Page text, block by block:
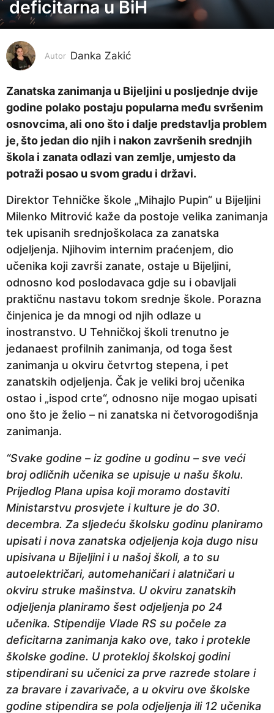
g
o
i
n
a
p
r
i
j
e
g
o
d
i
n
a
p
r
i
j
e
deficitarna u BiH
Autor Danka Zakić
Zanatska zanimanja u Bijeljini u posljednje dvije
godine polako postaju popularna među svršenim
osnovcima, ali ono što i dalje predstavlja problem
je, što jedan dio njih i nakon završenih srednjih
škola i zanata odlazi van zemlje, umjesto da
potraži posao u svom gradu i državi.
Direktor Tehničke škole „Mihajlo Pupin“ u Bijeljini
Milenko Mitrović kaže da postoje velika zanimanja
tek upisanih srednjoškolaca za zanatska
odjeljenja. Njihovim internim praćenjem, dio
učenika koji završi zanate, ostaje u Bijeljini,
odnosno kod poslodavaca gdje su i obavljali
praktičnu nastavu tokom srednje škole. Porazna
činjenica je da mnogi od njih odlaze u
inostranstvo. U Tehničkoj školi trenutno je
jedanaest profilnih zanimanja, od toga šest
zanimanja u okviru četvrtog stepena, i pet
zanatskih odjeljenja. Čak je veliki broj učenika
ostao i „ispod crte“, odnosno nije mogao upisati
ono što je želio – ni zanatska ni četvorogodišnja
zanimanja.
“Svake godine – iz godine u godinu – sve veći
broj odličnih učenika se upisuje u našu školu.
Prijedlog Plana upisa koji moramo dostaviti
Ministarstvu prosvjete i kulture je do 30.
decembra. Za sljedeću školsku godinu planiramo
upisati i nova zanatska odjeljenja koja dugo nisu
upisivana u Bijeljini i u našoj školi, a to su
autoelektričari, automehaničari i alatničari u
okviru struke mašinstva. U okviru zanatskih
odjeljenja planiramo šest odjeljenja po 24
učenika. Stipendije Vlade RS su počele za
deficitarna zanimanja kako ove, tako i protekle
školske godine. U protekloj školskoj godini
stipendirani su učenici za prve razrede stolare i
za bravare i zavarivače, a u okviru ove školske
godine stipendira se pola odjeljenja ili 12 učenika